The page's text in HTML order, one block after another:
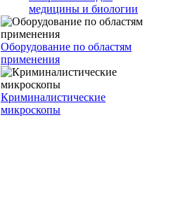
медицины и биологии
Оборудование по областям
применения
Криминалистические
микроскопы